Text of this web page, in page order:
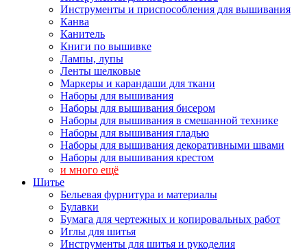
Инструменты и приспособления для вышивания
Канва
Канитель
Книги по вышивке
Лампы, лупы
Ленты шелковые
Маркеры и карандаши для ткани
Наборы для вышивания
Наборы для вышивания бисером
Наборы для вышивания в смешанной технике
Наборы для вышивания гладью
Наборы для вышивания декоративными швами
Наборы для вышивания крестом
и много ещё
Шитье
Бельевая фурнитура и материалы
Булавки
Бумага для чертежных и копировальных работ
Иглы для шитья
Инструменты для шитья и рукоделия